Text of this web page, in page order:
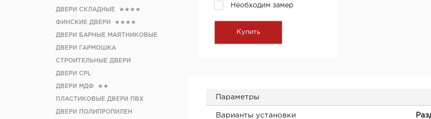
ДВЕРИ СКЛАДНЫЕ ★★★★
ФИНСКИЕ ДВЕРИ ★★★★
ДВЕРИ БАРНЫЕ МАЯТНИКОВЫЕ
ДВЕРИ ГАРМОШКА
СТРОИТЕЛЬНЫЕ ДВЕРИ
ДВЕРИ CРL
ДВЕРИ МДФ ★★
ПЛАСТИКОВЫЕ ДВЕРИ ПВХ
ДВЕРИ ПОЛИПРОПИЛЕН
Необходим замер
Параметры
Варианты установки